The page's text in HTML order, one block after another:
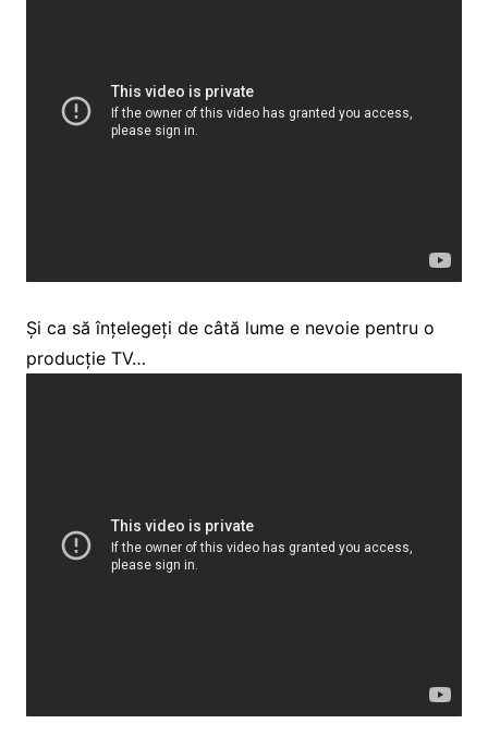
Și ca să înțelegeți de câtă lume e nevoie pentru o
producție TV…